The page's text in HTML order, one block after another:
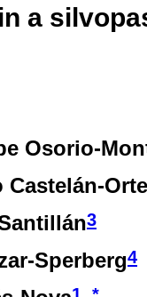
a
Osorio-
3
Sperberg4